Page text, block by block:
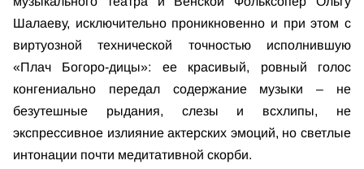
Шалаеву, исключительно проникновенно и при этом с
виртуозной технической точностью исполнившую
«Плач Богоро-дицы»: ее красивый, ровный голос
конгениально передал содержание музыки – не
безутешные рыдания, слезы и всхлипы, не
экспрессивное излияние актерских эмоций, но светлые
интонации почти медитативной скорби.